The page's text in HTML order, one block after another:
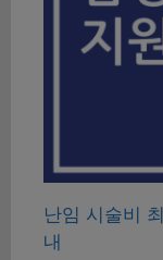
난임 시술비
내